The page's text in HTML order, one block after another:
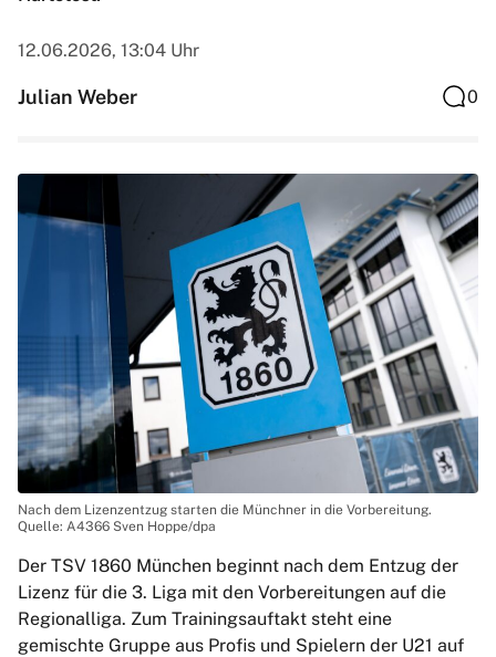
12.06.2026, 13:04 Uhr
Julian Weber 0
Nach dem Lizenzentzug starten die Münchner in die Vorbereitung.
Quelle: A4366 Sven Hoppe/dpa
Der TSV 1860 München beginnt nach dem Entzug der
Lizenz für die 3. Liga mit den Vorbereitungen auf die
Regionalliga. Zum Trainingsauftakt steht eine
gemischte Gruppe aus Profis und Spielern der U21 auf